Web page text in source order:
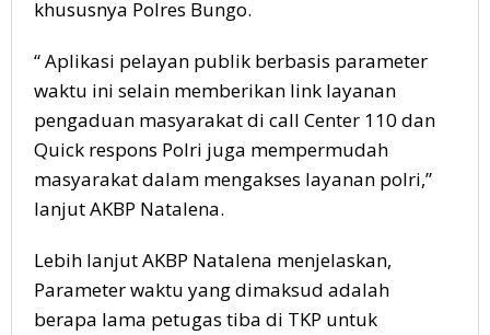
khususnya Polres Bungo.
“ Aplikasi pelayan publik berbasis parameter
waktu ini selain memberikan link layanan
pengaduan masyarakat di call Center 110 dan
Quick respons Polri juga mempermudah
masyarakat dalam mengakses layanan polri,”
lanjut AKBP Natalena.
Lebih lanjut AKBP Natalena menjelaskan,
Parameter waktu yang dimaksud adalah
berapa lama petugas tiba di TKP untuk